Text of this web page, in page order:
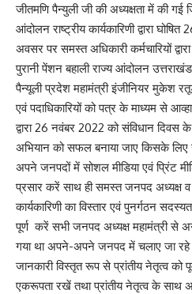
जीतमणि पैन्युली जी की अध्यक्षता में की गई
आंदोलन राष्ट्रीय कार्यकारिणी द्वारा
अवसर पर समस्त अधिकारी कर्मचारियों
पुरानी पेंशन बहाली राज्य आंदोलन
पैन्यूली प्रदेश महामंत्री इंजीनियर मुकेश
एवं पदाधिकारियों को पत्र के माध्यम से
द्वारा 26 नवंबर 2022 को संविधान
अभियान को सफल बनाया जाए किसके
अपने जनपदों में सोशल मीडिया एवं प्रिंट
प्रसार करें साथ ही समस्त जनपद अध्यक्ष
कार्यकारिणी का विस्तार एवं पुनर्गठन
पूर्ण करें सभी जनपद अध्यक्ष महामंत्री से
गया था अपने-अपने जनपद में चलाए जा रहे
जानकारी विस्तृत रूप से प्रांतीय नेतृत्व को
एकरूपता रखें तथा प्रांतीय नेतृत्व के साथ